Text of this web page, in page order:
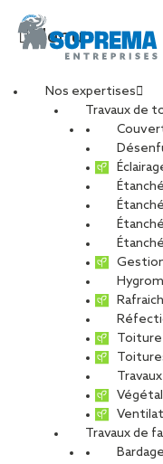
Menu
Nos expertises
Travaux de
Gestion
Travaux de
PARTAGER
10 juin 2024